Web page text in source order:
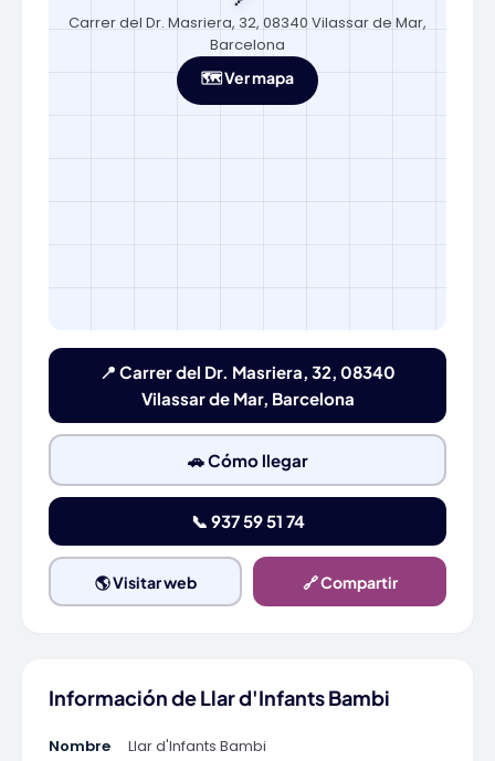
Carrer del Dr. Masriera, 32, 08340 Vilassar de Mar,
Barcelona
🗺️ Ver mapa
📍 Carrer del Dr. Masriera, 32, 08340
Vilassar de Mar, Barcelona
🚗 Cómo llegar
📞 937 59 51 74
🌎 Visitar web 🔗 Compartir
Información de Llar d'Infants Bambi
Nombre Llar d'Infants Bambi